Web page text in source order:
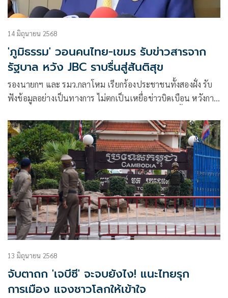
14 มิถุนายน 2568
'ภูมิธรรม' วอนคนไทย-เขมร รับข่าวสารจาก
รัฐบาล หวัง JBC ราบรื่นสู่สันติสุข
รองนายกฯ และ รมว.กลาโหม เรียกร้องประชาชนทั้งสองฝั่ง รับ
ฟังข้อมูลอย่างเป็นทางการ ไม่ตกเป็นเหยื่อข่าวบิดเบือน หวังการ
เริ่มต้นฟื้นสัมพันธ์แน่นแฟ้นทุกมิติ
13 มิถุนายน 2568
จับตาถก 'เจบีซี' จะจบยังไง! แนะไทยรุก
การเมือง แจงชาวโลกให้เข้าใจ